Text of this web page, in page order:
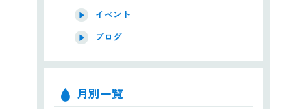
イベント
ブログ
月別一覧